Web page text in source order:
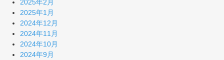
2025年2月
2025年1月
2024年12月
2024年11月
2024年10月
2024年9月